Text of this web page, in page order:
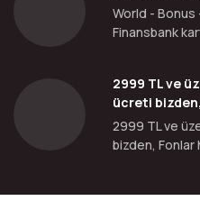
World - Bonus
Finansbank
2999 TL ve
ücreti
2999 TL ve
bizden, Fonlar